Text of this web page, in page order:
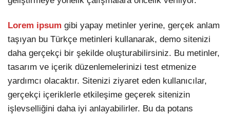
Lorem ipsum gibi yapay metinler yerine, gerçek anlam
taşıyan bu Türkçe metinleri kullanarak, demo sitenizi
daha gerçekçi bir şekilde oluşturabilirsiniz. Bu metinler,
tasarım ve içerik düzenlemelerinizi test etmenize
yardımcı olacaktır. Sitenizi ziyaret eden kullanıcılar,
gerçekçi içeriklerle etkileşime geçerek sitenizin
işlevselliğini daha iyi anlayabilirler. Bu da potans